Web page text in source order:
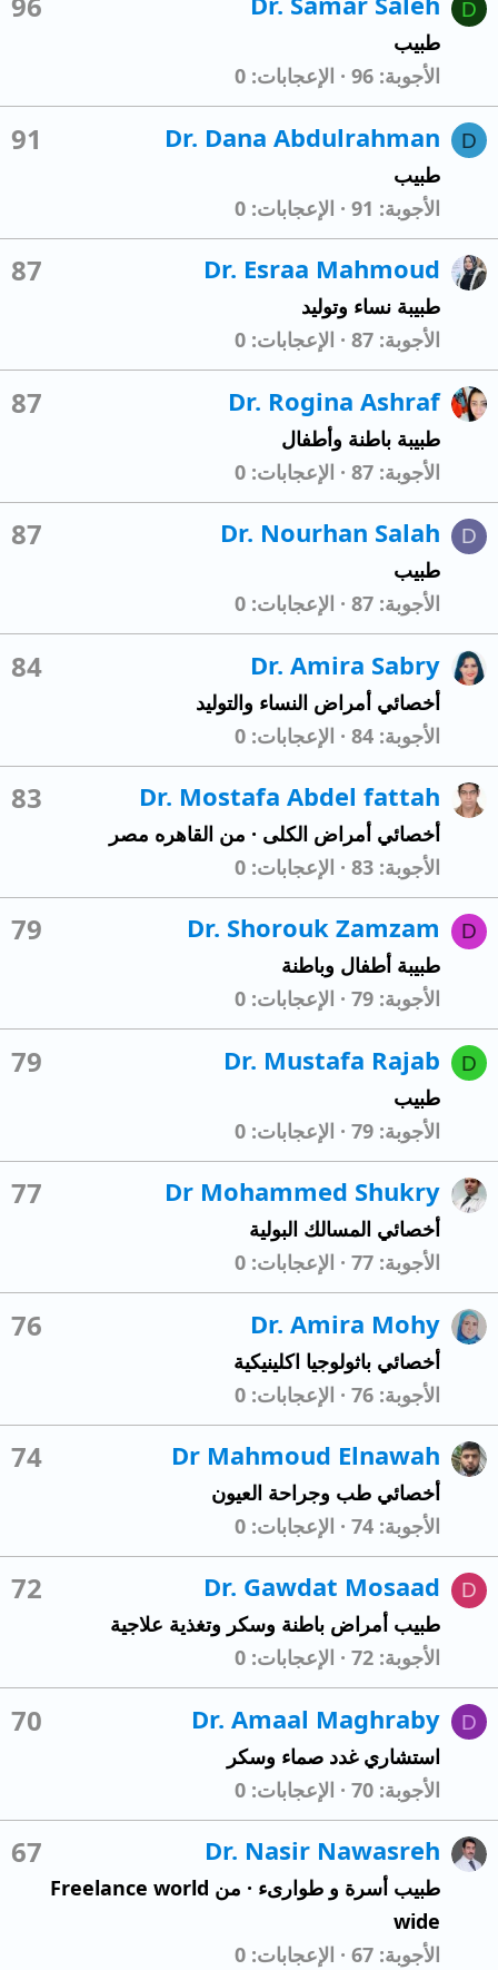
D
طبيب
الأجوبة 96 الإعجابات 0
D
91 Dr. Dana Abdulrahman
طبيب
الأجوبة 91 الإعجابات 0
87 Dr. Esraa Mahmoud
طبيبة نساء وتوليد
الأجوبة 87 الإعجابات 0
87 Dr. Rogina Ashraf
طبيبة باطنة وأطفال
الأجوبة 87 الإعجابات 0
D
87 Dr. Nourhan Salah
طبيب
الأجوبة 87 الإعجابات 0
84 Dr. Amira Sabry
أخصائي أمراض النساء والتوليد
الأجوبة 84 الإعجابات 0
83 Dr. Mostafa Abdel fattah
أخصائي أمراض الكلى · من القاهره مصر
الأجوبة 83 الإعجابات 0
D
79 Dr. Shorouk Zamzam
طبيبة أطفال وباطنة
الأجوبة 79 الإعجابات 0
D
79 Dr. Mustafa Rajab
طبيب
الأجوبة 79 الإعجابات 0
77 Dr Mohammed Shukry
أخصائي المسالك البولية
الأجوبة 77 الإعجابات 0
76 Dr. Amira Mohy
أخصائي باثولوجيا اكلينيكية
الأجوبة 76 الإعجابات 0
74 Dr Mahmoud Elnawah
أخصائي طب وجراحة العيون
الأجوبة 74 الإعجابات 0
D
72 Dr. Gawdat Mosaad
طبيب أمراض باطنة وسكر وتغذية علاجية
الأجوبة 72 الإعجابات 0
D
70 Dr. Amaal Maghraby
استشاري غدد صماء وسكر
الأجوبة 70 الإعجابات 0
67 Dr. Nasir Nawasreh
طبيب أسرة و طوارىء · من Freelance world
wide
الأجوبة 67 الإعجابات 0